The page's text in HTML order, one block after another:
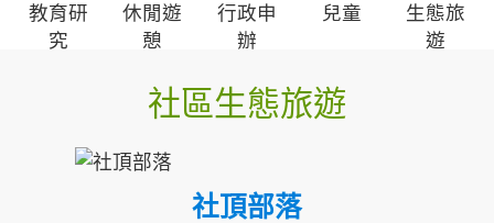
教育研
究
休閒遊
憩
行政申
辦
兒童
生態旅
遊
社區生態旅遊
社頂部落